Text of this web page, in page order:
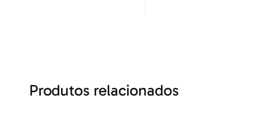
Produtos relacionados